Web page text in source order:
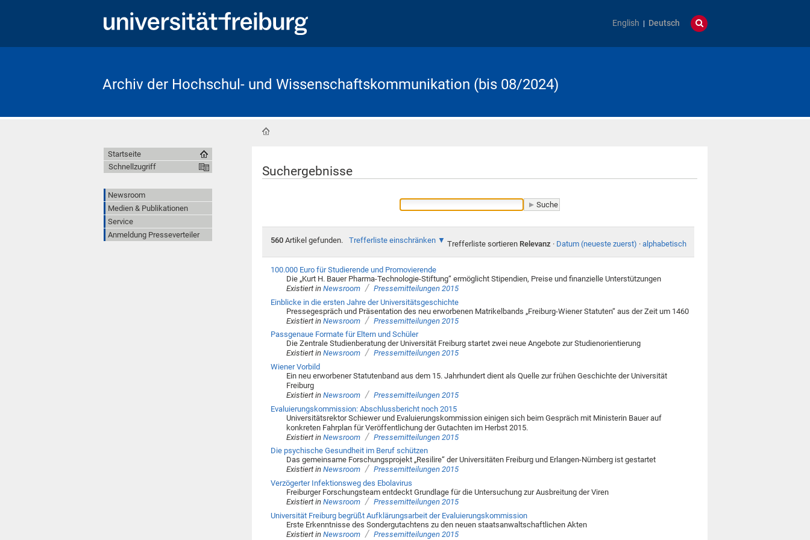
English Deutsch
Archiv der Hochschul- und Wissenschaftskommunikation (bis 08/2024)
Suchergebnisse
560Artikel gefunden. Trefferliste einschränken Trefferliste sortieren Relevanz · Datum (neueste zuerst) · alphabetisch
100.000 Euro für Studierende und Promovierende
Die „Kurt H. Bauer Pharma-Technologie-Stiftung“ ermöglicht Stipendien, Preise und finanzielle Unterstützungen
Existiert in Newsroom / Pressemitteilungen 2015
Einblicke in die ersten Jahre der Universitätsgeschichte
Pressegespräch und Präsentation des neu erworbenen Matrikelbands „Freiburg-Wiener Statuten“ aus der Zeit um 1460
Existiert in Newsroom / Pressemitteilungen 2015
Passgenaue Formate für Eltern und Schüler
Die Zentrale Studienberatung der Universität Freiburg startet zwei neue Angebote zur Studienorientierung
Existiert in Newsroom / Pressemitteilungen 2015
Wiener Vorbild
Ein neu erworbener Statutenband aus dem 15. Jahrhundert dient als Quelle zur frühen Geschichte der Universität
Freiburg
Existiert in Newsroom / Pressemitteilungen 2015
Evaluierungskommission: Abschlussbericht noch 2015
Universitätsrektor Schiewer und Evaluierungskommission einigen sich beim Gespräch mit Ministerin Bauer auf
konkreten Fahrplan für Veröffentlichung der Gutachten im Herbst 2015.
Existiert in Newsroom / Pressemitteilungen 2015
Die psychische Gesundheit im Beruf schützen
Das gemeinsame Forschungsprojekt „Resilire“ der Universitäten Freiburg und Erlangen-Nürnberg ist gestartet
Existiert in Newsroom / Pressemitteilungen 2015
Verzögerter Infektionsweg des Ebolavirus
Freiburger Forschungsteam entdeckt Grundlage für die Untersuchung zur Ausbreitung der Viren
Existiert in Newsroom / Pressemitteilungen 2015
Universität Freiburg begrüßt Aufklärungsarbeit der Evaluierungskommission
Erste Erkenntnisse des Sondergutachtens zu den neuen staatsanwaltschaftlichen Akten
Existiert in Newsroom / Pressemitteilungen 2015
Startseite
Schnellzugriff
Newsroom
Medien & Publikationen
Service
Anmeldung Presseverteiler